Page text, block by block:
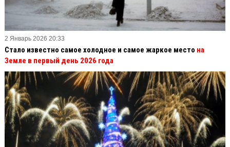
2 Январь 2026 20:33
Стало известно самое холодное и самое жаркое место на
Земле в первый день 2026 года